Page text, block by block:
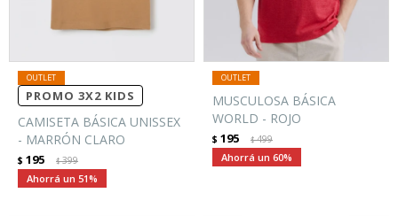
PROMO 3X2 KIDS
CAMISETA BÁSICA UNISSEX
- MARRÓN CLARO
$ 195 $399
51
MUSCULOSA BÁSICA
WORLD - ROJO
$ 195 $499
60